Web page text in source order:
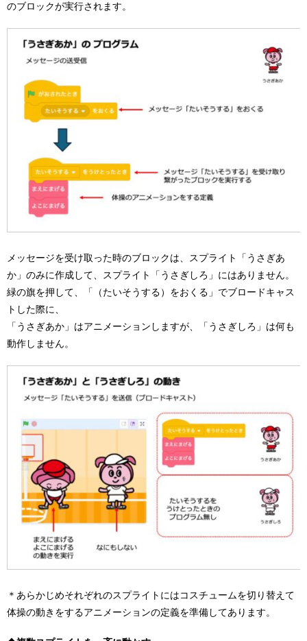
のブロックが実行されます。
メッセージを受け取った時のブロックは、スプライト「うさぎあ
か」のみに作成して、スプライト「うさぎしろ」にはありません。
緑の旗を押して、「（たいそうする）をおくる」でブロードキャス
トした際に、
「うさぎあか」はアニメーションしますが、「うさぎしろ」は何も
動作しません。
＊あらかじめそれぞれのスプライトにはコスチュームを切り替えて
体操の動きをするアニメーションの定義を準備してあります。